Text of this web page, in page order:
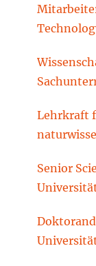
Lehrkraft
Senior